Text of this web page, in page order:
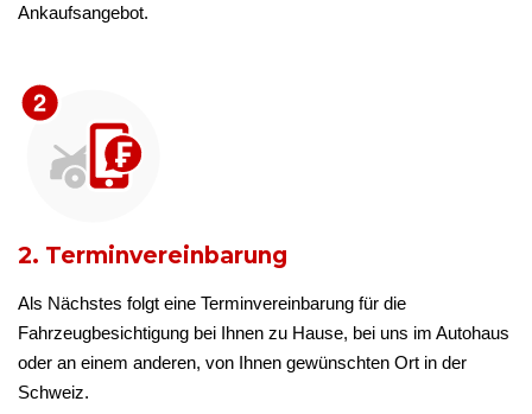
Ankaufsangebot.
2. Terminvereinbarung
Als Nächstes folgt eine Terminvereinbarung für die
Fahrzeugbesichtigung bei Ihnen zu Hause, bei uns im Autohaus
oder an einem anderen, von Ihnen gewünschten Ort in der
Schweiz.